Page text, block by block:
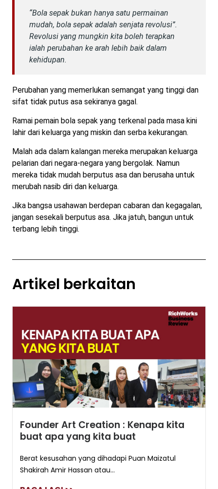
“Bola sepak bukan hanya satu permainan
mudah, bola sepak adalah senjata revolusi”.
Revolusi yang mungkin kita boleh terapkan
ialah perubahan ke arah lebih baik dalam
kehidupan.
Perubahan yang memerlukan semangat yang tinggi dan
sifat tidak putus asa sekiranya gagal.
Ramai pemain bola sepak yang terkenal pada masa kini
lahir dari keluarga yang miskin dan serba kekurangan.
Malah ada dalam kalangan mereka merupakan keluarga
pelarian dari negara-negara yang bergolak. Namun
mereka tidak mudah berputus asa dan berusaha untuk
merubah nasib diri dan keluarga.
Jika bangsa usahawan berdepan cabaran dan kegagalan,
jangan sesekali berputus asa. Jika jatuh, bangun untuk
terbang lebih tinggi.
Artikel berkaitan
Founder Art Creation : Kenapa kita
buat apa yang kita buat
Berat kesusahan yang dihadapi Puan Maizatul
Shakirah Amir Hassan atau...